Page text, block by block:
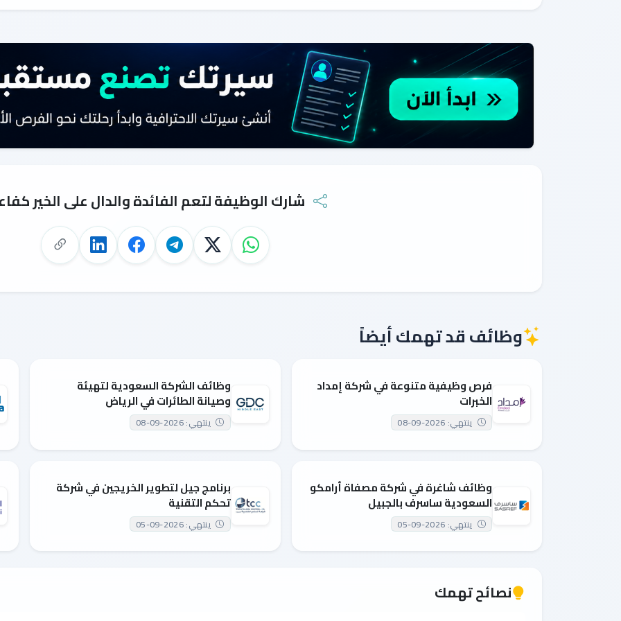
شارك الوظيفة لتعم الفائدة والدال على الخير
وظائف قد تهمك أيضاً
فرص وظيفية متنوعة في شركة إمداد
الخبرات
ينتهي: 2026-09-08
وظائف الشركة السعودية لتهيئة
وصيانة الطائرات في الرياض
ينتهي: 2026-09-08
وظائف شاغرة في شركة مصفاة أرامكو
السعودية ساسرف بالجبيل
ينتهي: 2026-09-05
برنامج جيل لتطوير الخريجين في شركة
تحكم التقنية
ينتهي: 2026-09-05
نصائح تهمك